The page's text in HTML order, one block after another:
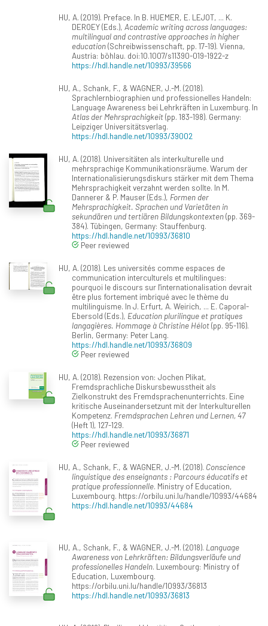
HU, A. (2019). Preface. In B. HUEMER, E. LEJOT, ... K.
DEROEY (Eds.), Academic writing across languages:
multilingual and contrastive approaches in higher
education(Schreibwissenschaft, pp. 17-19). Vienna,
Austria: böhlau. doi:10.1007/s11390-019-1922-z
https://hdl.handle.net/10993/39566
HU, A., Schank, F., & WAGNER, J.-M. (2018).
Sprachlernbiographien und professionelles Handeln:
Language Awareness bei Lehrkräften in Luxemburg. In
Atlas der Mehrsprachigkeit(pp. 183-198). Germany:
Leipziger Universitätsverlag.
https://hdl.handle.net/10993/39002
HU, A. (2018). Universitäten als interkulturelle und
mehrsprachige Kommunikationsräume. Warum der
Internationalisierungsdiskurs stärker mit dem Thema
Mehrsprachigkeit verzahnt werden sollte. In M.
Dannerer & P. Mauser (Eds.), Formen der
Mehrsprachigkeit. Sprachen und Varietäten in
sekundären und tertiären Bildungskontexten(pp. 369-
384). Tübingen, Germany: Stauffenburg.
https://hdl.handle.net/10993/36810
Peer reviewed
HU, A. (2018). Les universités comme espaces de
communication interculturels et multilingues:
pourquoi le discours sur l'internationalisation devrait
être plus fortement imbriqué avec le thème du
multilinguisme. In J. Erfurt, A. Weirich, ... E. Caporal-
Ebersold (Eds.), Education plurilingue et pratiques
langagières. Hommage à Christine Hélot(pp. 95-116).
Berlin, Germany: Peter Lang.
https://hdl.handle.net/10993/36809
Peer reviewed
HU, A. (2018). Rezension von: Jochen Plikat,
Fremdsprachliche Diskursbewusstheit als
Zielkonstrukt des Fremdsprachenunterrichts. Eine
kritische Auseinandersetzunt mit der Interkulturellen
Kompetenz. Fremdsprachen Lehren und Lernen, 47
(Heft 1), 127-129.
https://hdl.handle.net/10993/36871
Peer reviewed
HU, A., Schank, F., & WAGNER, J.-M. (2018). Conscience
linguistique des enseignants : Parcours éducatifs et
pratique professionnelle. Ministry of Education,
Luxembourg. https://orbilu.uni.lu/handle/10993/44684
https://hdl.handle.net/10993/44684
HU, A., Schank, F., & WAGNER, J.-M. (2018). Language
Awareness von Lehrkräften: Bildungsverläufe und
professionelles Handeln. Luxembourg: Ministry of
Education, Luxembourg.
https://orbilu.uni.lu/handle/10993/36813
https://hdl.handle.net/10993/36813